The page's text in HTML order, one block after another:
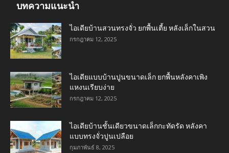
บทความแนะนำ
ไอเดียบ้านสวนทรงจั่ว ยกพื้นเตี้ย หลังเล็กในสวน
กรกฎาคม 12, 2025
ไอเดียแบบบ้านปูนขนาดเล็ก ยกพื้นหลังคาเพิง
แหงนเรียบง่าย
กรกฎาคม 12, 2025
ไอเดียบ้านชั้นเดียวขนาดเล็กกะทัดรัด หลังคา
แบบทรงจั่วปูนเปลือย
กุมภาพันธ์ 8, 2025